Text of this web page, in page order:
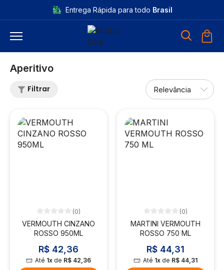
Entrega Rápida para todo Brasil
Aperitivo
Filtrar
(0)
VERMOUTH CINZANO
ROSSO 950ML
R$ 42,36
Até 1x de R$ 42,36
(0)
MARTINI VERMOUTH
ROSSO 750 ML
R$ 44,31
Até 1xde R$ 44,31